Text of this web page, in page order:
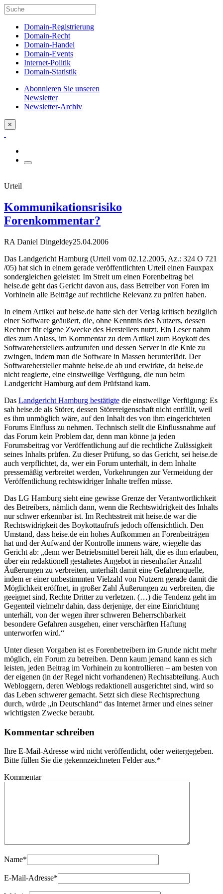
Domain-Registrierung
Domain-Recht
Domain-Handel
Domain-Events
Internet-Politik
Domain-Statistik
Abonnieren Sie unseren
Newsletter
Newsletter-Archiv
×
Urteil
Kommunikationsrisiko
Forenkommentar?
RA Daniel Dingeldey25.04.2006
Das Landgericht Hamburg (Urteil vom 02.12.2005, Az.: 324 O 721
/05) hat sich in einem gerade veröffentlichten Urteil einen Fauxpax
sondergleichen geleistet: Im Streit um einen Forenbeitrag bei
heise.de geht das Gericht davon aus, dass Betreiber von Foren im
Vorhinein alle Beiträge auf rechtliche Relevanz zu prüfen haben.
In einem Artikel auf heise.de hatte sich der Verlag kritisch bezüglich
einer Software geäußert, die, ohne Kenntnis des Nutzers, dessen
Rechner für eigene Zwecke des Herstellers nutzt. Ein Leser nahm
dies zum Anlass, im Kommentar zu dem Artikel zum Boykott des
Softwareherstellers aufzurufen und dessen Server in die Knie zu
zwingen, indem man die Software in Massen herunterlädt. Der
Softwarehersteller mahnte heise.de ab und erwirkte, da heise.de
nicht reagierte, eine einstweilige Verfügung, die nun beim
Landgericht Hamburg auf dem Prüfstand kam.
Das Landgericht Hamburg bestätigte die einstweilige Verfügung: Es
sah heise.de als Störer, dessen Störereigenschaft nicht entfällt, weil
es ihm unmöglich wäre, auf den Inhalt des von ihm eingerichteten
Forums Einfluss zu nehmen. Technisch stellt die Einflussnahme auf
das Forum kein Problem dar, denn man könne ja jeden
Forumsbeitrag vor Veröffentlichung auf die rechtliche Zulässigkeit
seines Inhalts prüfen. Zu dieser Prüfung, so das Gericht, sei heise.de
auch verpflichtet, da, wer ein Forum unterhält, in dem Inhalte
pressemäßig verbreitet werden, Vorkehrungen zur Vermeidung der
Veröffentlichung rechtswidriger Inhalte treffen müsse.
Das LG Hamburg sieht eine gewisse Grenze der Verantwortlichkeit
des Betreibers, nämlich dann, wenn die Rechtswidrigkeit des Inhalts
nur schwer erkennbar ist. Im Rechtsstreit mit heise.de war die
Rechtswidrigkeit des Boykottaufrufs jedoch offensichtlich. Den
Umstand, dass heise.de ein hohes Aufkommen an Forenbeiträgen
hat und der Aufwand der Kontrolle immens wäre, wiegelte das
Gericht ab: „denn wer Betriebsmittel bereit hält, die es ihm erlauben,
über ein redaktionell gestaltetes Angebot in riesenhafter Anzahl
Äußerungen zu verbreiten, unterhält damit eine Gefahrenquelle,
indem er einer unbestimmten Vielzahl von Nutzern gerade damit die
Möglichkeit eröffnet, in großer Zahl Äußerungen zu verbreiten, die
geeignet sind, Rechte Dritter zu verletzen. (…) die Tendenz geht im
Gegenteil vielmehr dahin, dass derjenige, der eine Einrichtung
unterhält, von der wegen ihrer schweren Beherrschbarkeit
besondere Gefahren ausgehen, einer verschärften Haftung
unterworfen wird.“
Unter diesen Vorgaben ist es Forenbetreibern im Grunde nicht mehr
möglich, ein Forum zu betreiben. Denn kaum jemand kann es sich
leisten, jeden Beitrag im Vorhinein zu kontrollieren – am besten von
der eigenen (in der Regel nicht vorhandenen) Rechtsabteilung. Auch
Webloggern, deren Weblogs redaktionell ausgerichtet sind, wird so
das Leben schwerer gemacht. Setzt sich diese Rechtsprechung
durch, würde „in Deutschland“ das Internet ärmer und eines seiner
wichtigsten Zwecke beraubt.
Kommentar schreiben
Ihre E-Mail-Adresse wird nicht veröffentlicht, oder weitergegeben.
Bitte füllen Sie die gekennzeichneten Felder aus.*
Kommentar
Name*
E-Mail-Adresse*